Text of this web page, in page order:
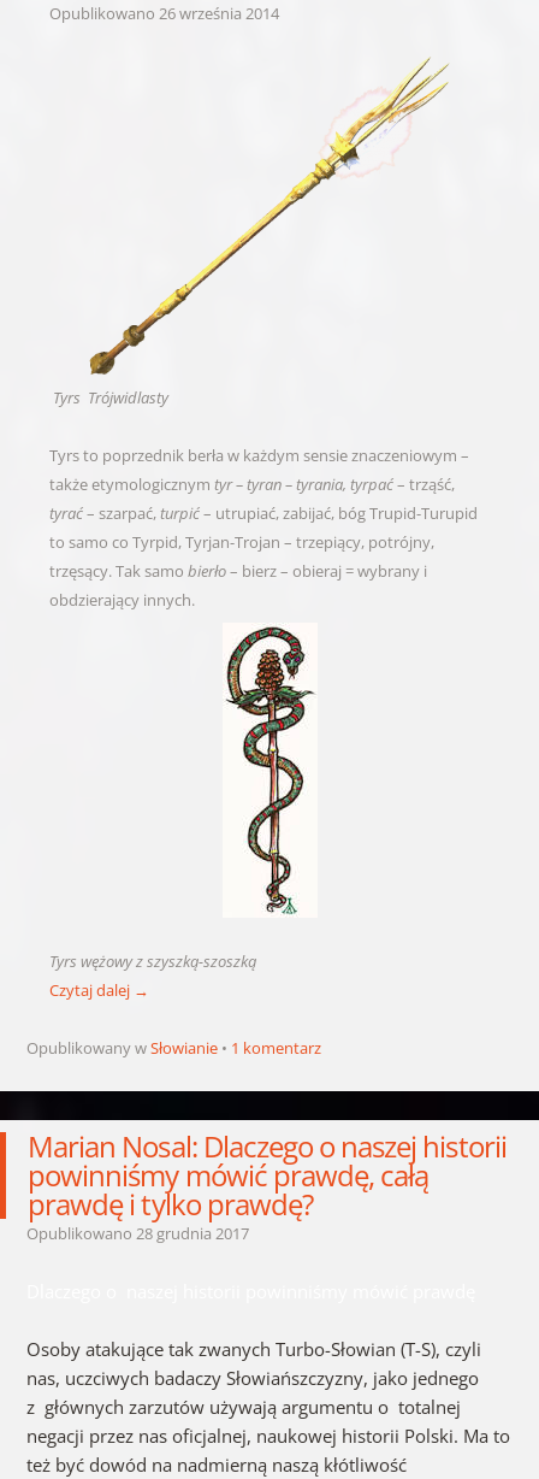
Opublikowano26 września 2014
Tyrs Trójwidlasty
Tyrs to poprzednik berła w każdym sensie znaczeniowym –
także etymologicznymtyr – tyran – tyrania, tyrpać– trząść,
tyrać– szarpać,turpić– utrupiać, zabijać, bóg Trupid-Turupid
to samo co Tyrpid, Tyrjan-Trojan – trzepiący, potrójny,
trzęsący. Tak samobierło– bierz – obieraj = wybrany i
obdzierający innych.
Tyrs wężowy z szyszką-szoszką
Czytaj dalej →
Opublikowany wSłowianie 1 komentarz
Marian Nosal: Dlaczego o naszej historii
powinniśmy mówić prawdę, całą
prawdę i tylko prawdę?
Opublikowano 28 grudnia 2017
Osoby atakujące tak zwanych Turbo-Słowian (T-S), czyli
nas, uczciwych badaczy Słowiańszczyzny, jako jednego
z głównych zarzutów używają argumentu o totalnej
negacji przez nas oficjalnej, naukowej historii Polski. Ma to
też być dowód na nadmierną naszą kłótliwość